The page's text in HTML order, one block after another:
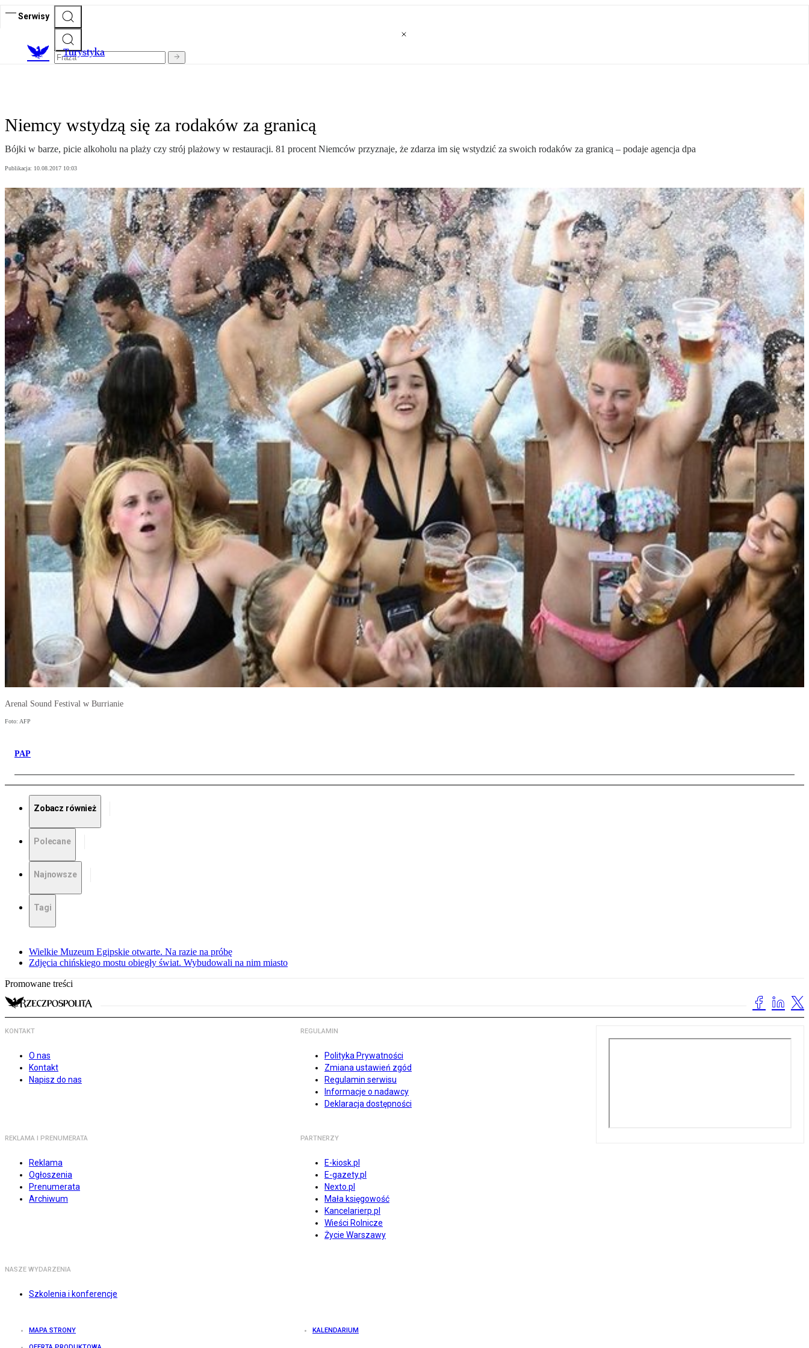
Serwisy
Turystyka
Niemcy wstydzą się za rodaków za granicą
Bójki w barze, picie alkoholu na plaży czy strój plażowy w restauracji. 81 procent Niemców przyznaje, że zdarza im się wstydzić za swoich rodaków za granicą – podaje agencja dpa
Publikacja: 10.08.2017 10:03
Arenal Sound Festival w Burrianie
Foto: AFP
PAP
Zobacz również
Polecane
Najnowsze
Tagi
Wielkie Muzeum Egipskie otwarte. Na razie na próbę
Zdjęcia chińskiego mostu obiegły świat. Wybudowali na nim miasto
Promowane treści
KONTAKT
O nas
Kontakt
Napisz do nas
REGULAMIN
Polityka Prywatności
Zmiana ustawień zgód
Regulamin serwisu
Informacje o nadawcy
Deklaracja dostępności
REKLAMA I PRENUMERATA
Reklama
Ogłoszenia
Prenumerata
Archiwum
PARTNERZY
E-kiosk.pl
E-gazety.pl
Nexto.pl
Mała księgowość
Kancelarierp.pl
Wieści Rolnicze
Życie Warszawy
NASZE WYDARZENIA
Szkolenia i konferencje
MAPA STRONY KALENDARIUM